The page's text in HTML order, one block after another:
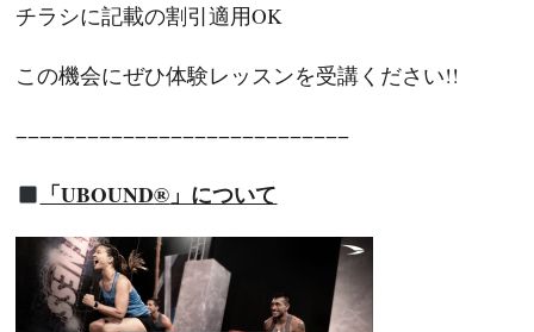
チラシに記載の割引適用OK
この機会にぜひ体験レッスンを受講ください!!
−−−−−−−−−−−−−−−−−−−−−−−−−−−−
「UBOUND®︎」について